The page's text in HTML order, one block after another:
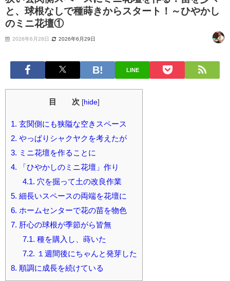
と、球根なしで種蒔きからスタート！～ひやかし
のミニ花壇①
2026年6月28日 2026年6月29日
LINE
目 次 [hide]
1. 玄関側にも狭隘な空きスペース
2. やっぱりシャクヤクを考えたが
3. ミニ花壇を作ることに
4. 「ひやかしのミニ花壇」作り
4.1. 穴を掘って土の改良作業
5. 細長いスペースの両端を花壇に
6. ホームセンターで花の苗を物色
7. 肝心の球根が季節がら皆無
7.1. 種を購入し、蒔いた
7.2. １週間後にちゃんと発芽した
8. 順調に成長を続けている